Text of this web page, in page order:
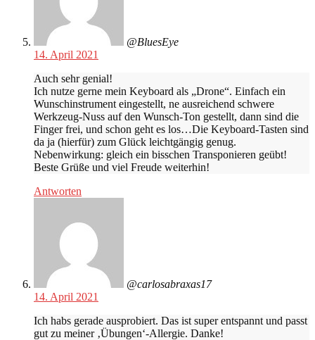
@BluesEye
14. April 2021
Auch sehr genial!
Ich nutze gerne mein Keyboard als „Drone“. Einfach ein
Wunschinstrument eingestellt, ne ausreichend schwere
Werkzeug-Nuss auf den Wunsch-Ton gestellt, dann sind die
Finger frei, und schon geht es los…Die Keyboard-Tasten sind
da ja (hierfür) zum Glück leichtgängig genug.
Nebenwirkung: gleich ein bisschen Transponieren geübt!
Beste Grüße und viel Freude weiterhin!
Antworten
@carlosabraxas17
14. April 2021
Ich habs gerade ausprobiert. Das ist super entspannt und passt
gut zu meiner ‚Übungen‘-Allergie. Danke!